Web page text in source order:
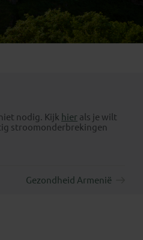
nodig. Kijk hier als je wilt
stroomonderbrekingen
Gezondheid Armenië